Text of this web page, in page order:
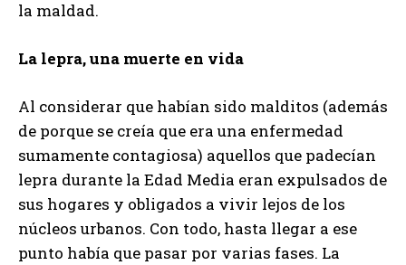
la maldad.
La lepra, una muerte en vida
Al considerar que habían sido malditos (además
de porque se creía que era una enfermedad
sumamente contagiosa) aquellos que padecían
lepra durante la Edad Media eran expulsados de
sus hogares y obligados a vivir lejos de los
núcleos urbanos. Con todo, hasta llegar a ese
punto había que pasar por varias fases. La